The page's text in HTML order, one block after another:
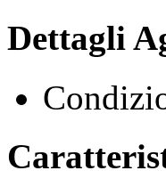
Dettagli